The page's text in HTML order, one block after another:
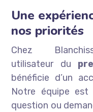
Une
nos priorités
Chez
utilisateur du
bénéficie d’un
Notre équipe
question ou